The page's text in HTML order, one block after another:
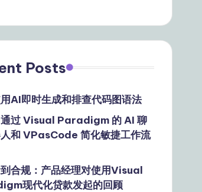
Posts
AI即时生成和排查代码图语法
通过 Visual Paradigm 的 AI 聊
和 VPasCode 简化敏捷工作流
合规：产品经理对使用Visual
现代化贷款发起的回顾